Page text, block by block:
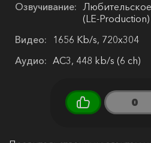
Озвучивание:
(LE-
Видео:
1656 Kb/s, 720x304
Аудио: AC3, 448 kb/s (6 ch)
0